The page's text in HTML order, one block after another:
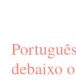
debaixo